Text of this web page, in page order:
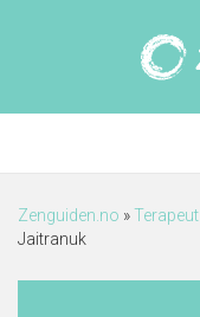
Zenguiden.no »Terapeut
Jaitranuk